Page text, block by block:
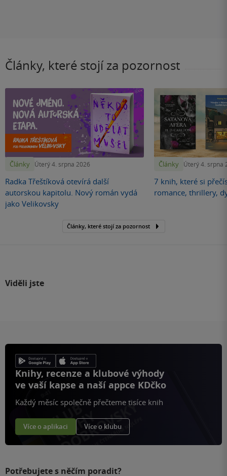
Články, které stojí za pozornost
Články Úterý 4. srpna 2026
Radka Třeštíková otevírá další
autorskou kapitolu. Nový román vydá
jako Velikovsky
Články Úterý 4. srpna
7 knih, které si
romance, thrillery,
Články, které stojí za pozornost
Viděli jste
Knihy, recenze a klubové výhody
ve vaší kapse a naší appce KDčko
Každý měsíc společně přečteme tisíce knih
Více o aplikaci Více o klubu
Potřebujete s něčím poradit?